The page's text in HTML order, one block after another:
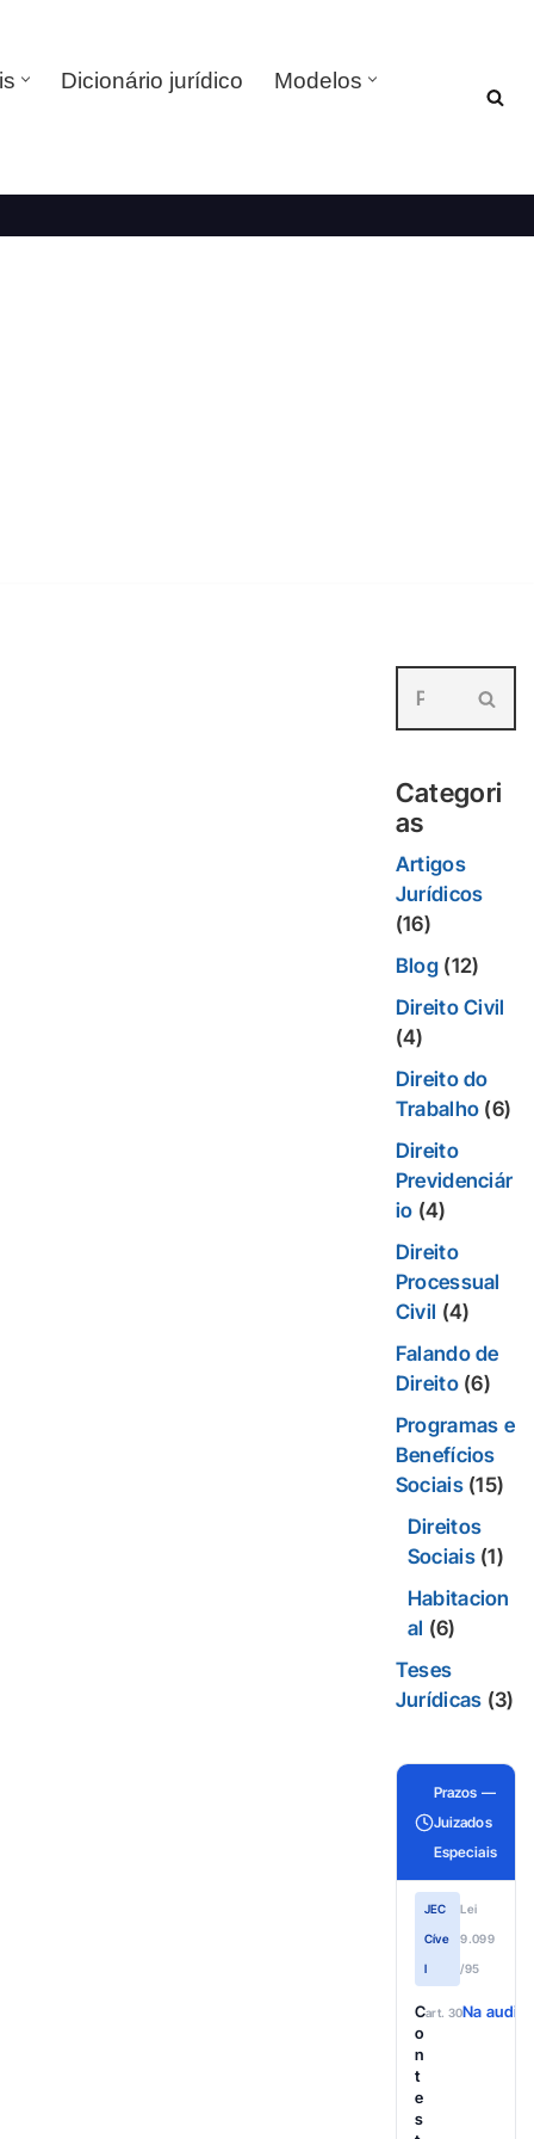
Dicionário jurídico
Modelos
Categori
as
Artigos
Jurídicos
(16)
Blog(12)
Direito Civil
(4)
Direito do
Trabalho (6)
Direito
Previdenciár
io (4)
Direito
Processual
Civil (4)
Falando de
Direito(6)
Programas e
Benefícios
Sociais(15)
Direitos
Sociais(1)
Habitacion
al (6)
Teses
Jurídicas (3)
Prazos —
Juizados
Especiais
JEC
Cíve
l
Lei
9.099
/95
C
o
n
t
e
s
art. 30Na